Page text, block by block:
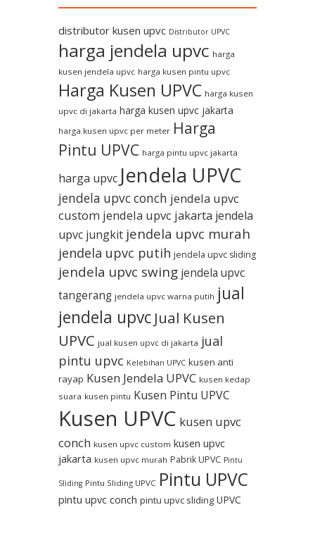
distributor kusen upvc Distributor UPVC
harga jendela upvc harga
kusen jendela upvc harga kusen pintu upvc
Harga Kusen UPVC harga kusen
upvc di jakarta harga kusen upvc jakarta
harga kusen upvc per meter Harga
Pintu UPVC harga pintu upvc jakarta
harga upvc Jendela UPVC
jendela upvc conch jendela upvc
custom jendela upvc jakarta jendela
upvc jungkit jendela upvc murah
jendela upvc putih jendela upvc sliding
jendela upvc swing jendela upvc
tangerang jendela upvc warna putih jual
jendela upvc Jual Kusen
UPVC jual kusen upvc di jakarta jual
pintu upvc Kelebihan UPVC kusen anti
rayap Kusen Jendela UPVC kusen kedap
suara kusen pintu Kusen Pintu UPVC
Kusen UPVC kusen upvc
conch kusen upvc custom kusen upvc
jakarta kusen upvc murah Pabrik UPVC Pintu
Sliding Pintu Sliding UPVC Pintu UPVC
pintu upvc conch pintu upvc sliding UPVC